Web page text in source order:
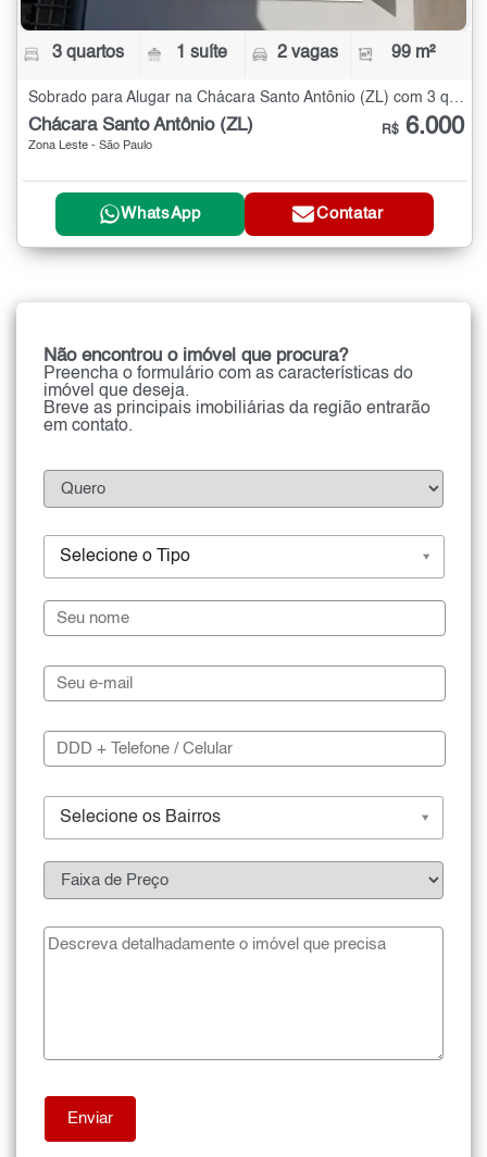
3 quartos 1 suíte 2 vagas 99 m²
Sobrado para Alugar na Chácara Santo Antônio (ZL) com 3 quartos - 99 m²
Chácara Santo Antônio (ZL)
Zona Leste - São Paulo
R$ 6.000
WhatsApp Contatar
Não encontrou o imóvel que procura?
Preencha o formulário com as características do
imóvel que deseja.
Breve as principais imobiliárias da região entrarão
em contato.
Selecione o Tipo
Selecione os Bairros